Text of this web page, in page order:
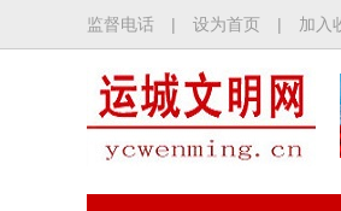
监督电话 | 设为首页 | 加入